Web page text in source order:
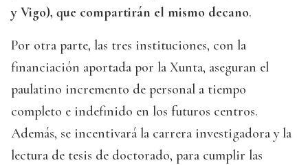
y Vigo), que compartirán el mismo decano.
Por otra parte, las tres instituciones, con la
financiación aportada por la Xunta, aseguran el
paulatino incremento de personal a tiempo
completo e indefinido en los futuros centros.
Además, se incentivará la carrera investigadora y la
lectura de tesis de doctorado, para cumplir las